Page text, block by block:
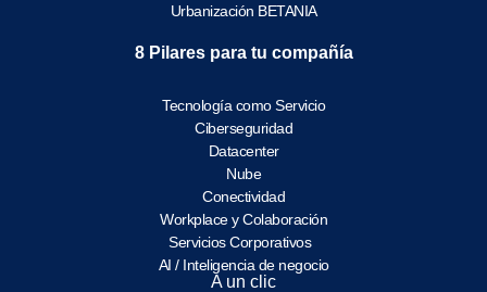
Urbanización BETANIA
8 Pilares para tu compañía
Tecnología como Servicio
Ciberseguridad
Datacenter
Nube
Conectividad
Workplace y Colaboración
Servicios Corporativos
AI / Inteligencia de negocio
A un clic